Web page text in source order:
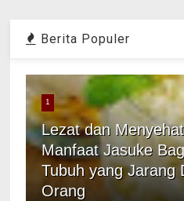
Berita Populer
1
Lezat dan
Manfaat Jasuke
Tubuh yang Jarang
Orang